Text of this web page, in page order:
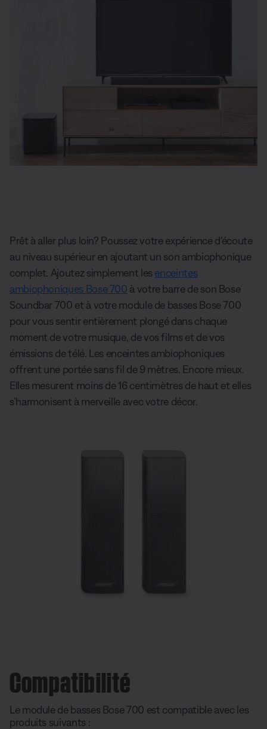
Prêt à aller plus loin? Poussez votre expérience d'écoute
au niveau supérieur en ajoutant un son ambiophonique
complet. Ajoutez simplement les enceintes
ambiophoniques Bose 700 à votre barre de son Bose
Soundbar 700 et à votre module de basses Bose 700
pour vous sentir entièrement plongé dans chaque
moment de votre musique, de vos films et de vos
émissions de télé. Les enceintes ambiophoniques
offrent une portée sans fil de 9 mètres. Encore mieux.
Elles mesurent moins de 16 centimètres de haut et elles
s’harmonisent à merveille avec votre décor.
Compatibilité
Le module de basses Bose 700 est compatible avec les
produits suivants :